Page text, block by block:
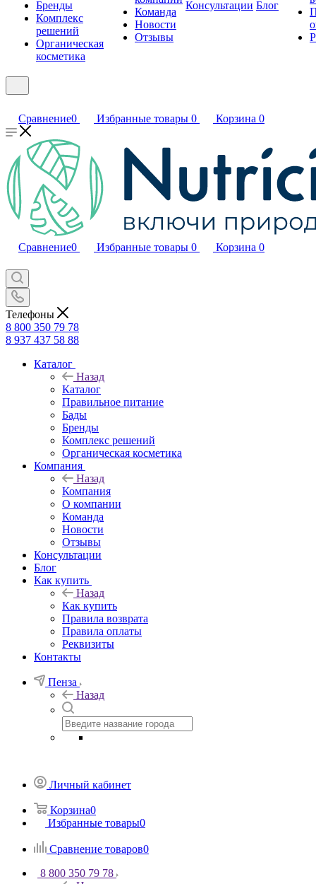
Бренды
Комплекс
решений
Органическая
косметика
Команда
Новости
Отзывы
Консультации Блог
Сравнение0 Избранные товары 0 Корзина 0
Сравнение0 Избранные товары 0 Корзина 0
Телефоны
8 800 350 79 78
8 937 437 58 88
Каталог
Назад
Каталог
Правильное питание
Бады
Бренды
Комплекс решений
Органическая косметика
Компания
Назад
Компания
О компании
Команда
Новости
Отзывы
Консультации
Блог
Как купить
Назад
Как купить
Правила возврата
Правила оплаты
Реквизиты
Контакты
Пенза
Назад
Личный кабинет
Корзина0
Избранные товары0
Сравнение товаров0
8 800 350 79 78